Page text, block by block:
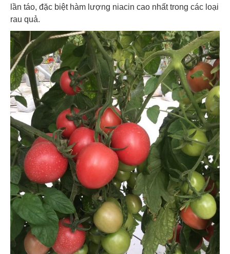
lần táo, đặc biệt hàm lượng niacin cao nhất trong các loại
rau quả.